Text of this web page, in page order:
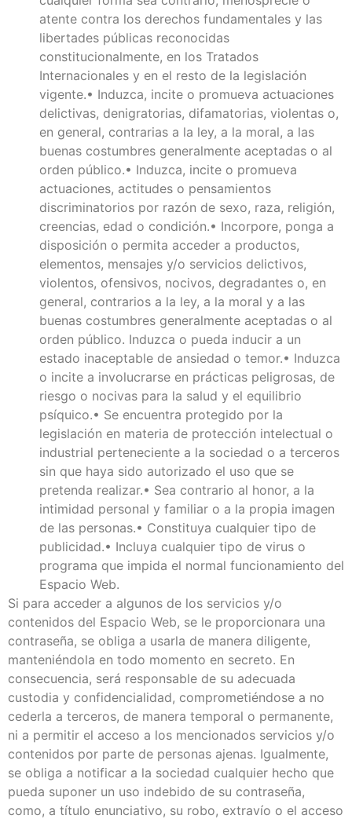
atente contra los derechos fundamentales y las
libertades públicas reconocidas
constitucionalmente, en los Tratados
Internacionales y en el resto de la legislación
vigente.• Induzca, incite o promueva actuaciones
delictivas, denigratorias, difamatorias, violentas o,
en general, contrarias a la ley, a la moral, a las
buenas costumbres generalmente aceptadas o al
orden público.• Induzca, incite o promueva
actuaciones, actitudes o pensamientos
discriminatorios por razón de sexo, raza, religión,
creencias, edad o condición.• Incorpore, ponga a
disposición o permita acceder a productos,
elementos, mensajes y/o servicios delictivos,
violentos, ofensivos, nocivos, degradantes o, en
general, contrarios a la ley, a la moral y a las
buenas costumbres generalmente aceptadas o al
orden público. Induzca o pueda inducir a un
estado inaceptable de ansiedad o temor.• Induzca
o incite a involucrarse en prácticas peligrosas, de
riesgo o nocivas para la salud y el equilibrio
psíquico.• Se encuentra protegido por la
legislación en materia de protección intelectual o
industrial perteneciente a la sociedad o a terceros
sin que haya sido autorizado el uso que se
pretenda realizar.• Sea contrario al honor, a la
intimidad personal y familiar o a la propia imagen
de las personas.• Constituya cualquier tipo de
publicidad.• Incluya cualquier tipo de virus o
programa que impida el normal funcionamiento del
Espacio Web.
Si para acceder a algunos de los servicios y/o
contenidos del Espacio Web, se le proporcionara una
contraseña, se obliga a usarla de manera diligente,
manteniéndola en todo momento en secreto. En
consecuencia, será responsable de su adecuada
custodia y confidencialidad, comprometiéndose a no
cederla a terceros, de manera temporal o permanente,
ni a permitir el acceso a los mencionados servicios y/o
contenidos por parte de personas ajenas. Igualmente,
se obliga a notificar a la sociedad cualquier hecho que
pueda suponer un uso indebido de su contraseña,
como, a título enunciativo, su robo, extravío o el acceso